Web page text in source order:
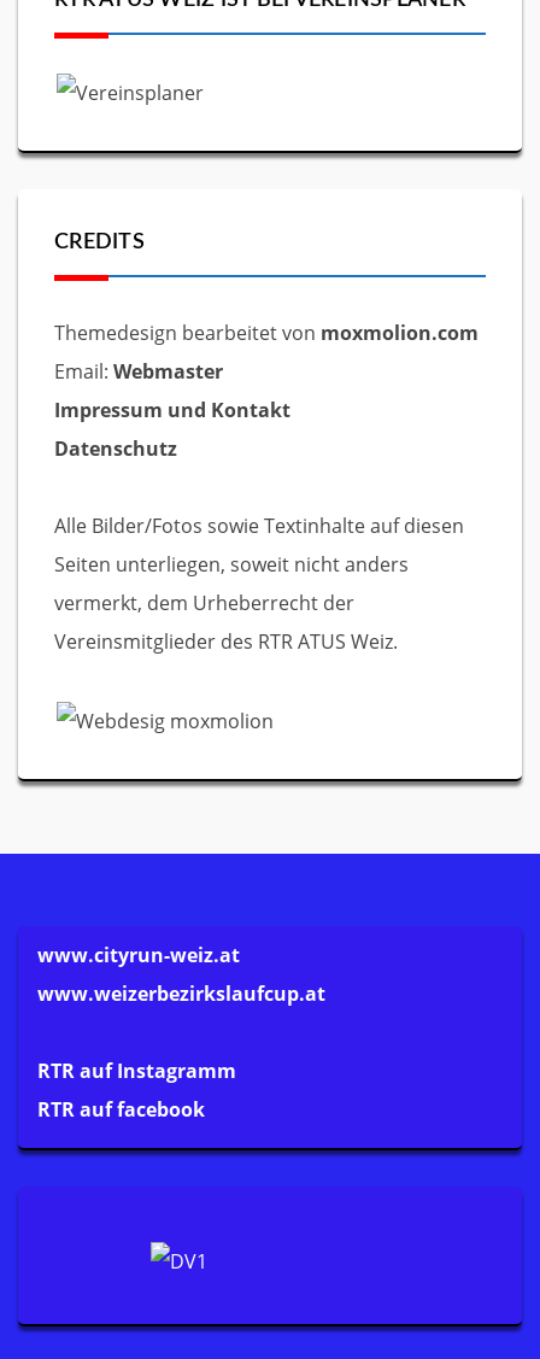
CREDITS
Themedesign bearbeitet von moxmolion.com
Email: Webmaster
Impressum und Kontakt
Datenschutz
Alle Bilder/Fotos sowie Textinhalte auf diesen
Seiten unterliegen, soweit nicht anders
vermerkt, dem Urheberrecht der
Vereinsmitglieder des RTR ATUS Weiz.
www.cityrun-weiz.at
www.weizerbezirkslaufcup.at
RTR auf Instagramm
RTR auf facebook